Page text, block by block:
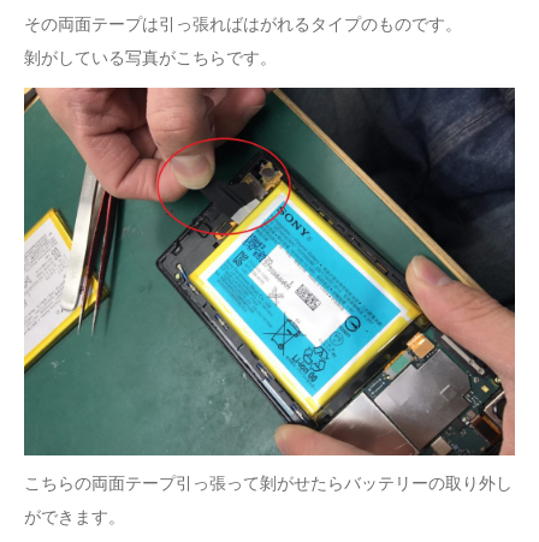
その両面テープは引っ張ればはがれるタイプのものです。
剝がしている写真がこちらです。
こちらの両面テープ引っ張って剝がせたらバッテリーの取り外し
ができます。